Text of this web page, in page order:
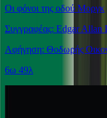
Οι φόνοι της οδού Μοργκ
Συγγραφέας: Edgar Allan
Αφήγηση: Θοδωρής
6ω 49λ